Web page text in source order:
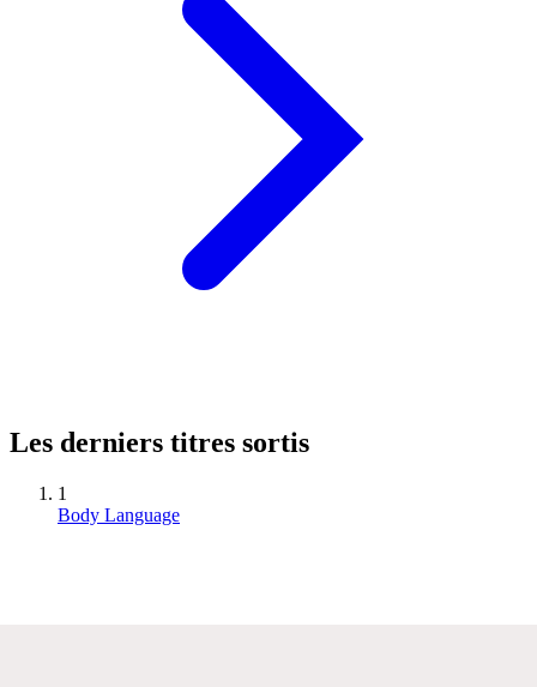
Les derniers titres sortis
1
Body Language